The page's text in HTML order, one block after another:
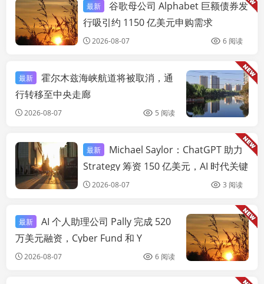
链快讯
最新
谷歌母公司 Alphabet 巨额债券发
行吸引约 1150 亿美元申购需求
2026-08-07 6 阅读
最新
霍尔木兹海峡航道将被取消，通
行转移至中央走廊
2026-08-07 5 阅读
链快讯
最新
Michael Saylor：ChatGPT 助力
Strategy 筹资 150 亿美元，AI 时代关键
是“驾驭机器人”
2026-08-07 3 阅读
最新
AI 个人助理公司 Pally 完成 520
万美元融资，Cyber Fund 和 Y
Combinator 领投
2026-08-07 6 阅读